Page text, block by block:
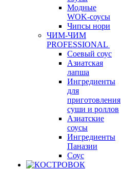
Модные
WOK-соусы
Чипсы нори
ЧИМ-ЧИМ
PROFESSIONAL
Соевый соус
Азиатская
лапша
Ингредиенты
для
приготовления
суши и роллов
Азиатские
соусы
Ингредиенты
Паназии
Соус